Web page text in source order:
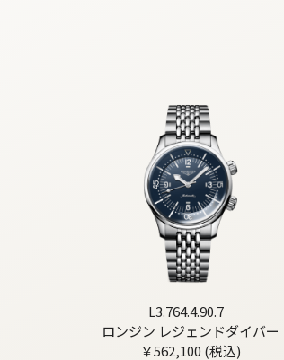
L3.764.4.90.7
ロンジン レジェンドダイバー
￥562,100 (税込)